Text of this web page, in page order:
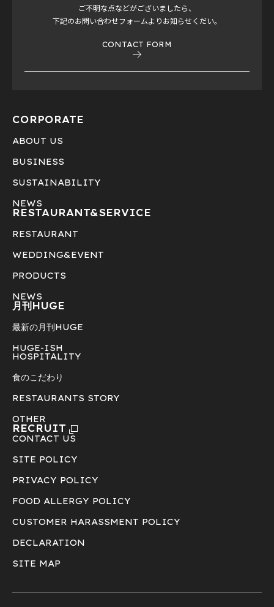
ご不明な点などがございましたら、
下記のお問い合わせフォームよりお知らせくだい。
CONTACT FORM
CORPORATE
ABOUT US
BUSINESS
SUSTAINABILITY
NEWS
RESTAURANT&SERVICE
RESTAURANT
WEDDING&EVENT
PRODUCTS
NEWS
月刊HUGE
最新の月刊HUGE
HUGE-ISH
HOSPITALITY
食のこだわり
RESTAURANTS STORY
OTHER
RECRUIT
CONTACT US
SITE POLICY
PRIVACY POLICY
FOOD ALLERGY POLICY
CUSTOMER HARASSMENT POLICY
DECLARATION
SITE MAP